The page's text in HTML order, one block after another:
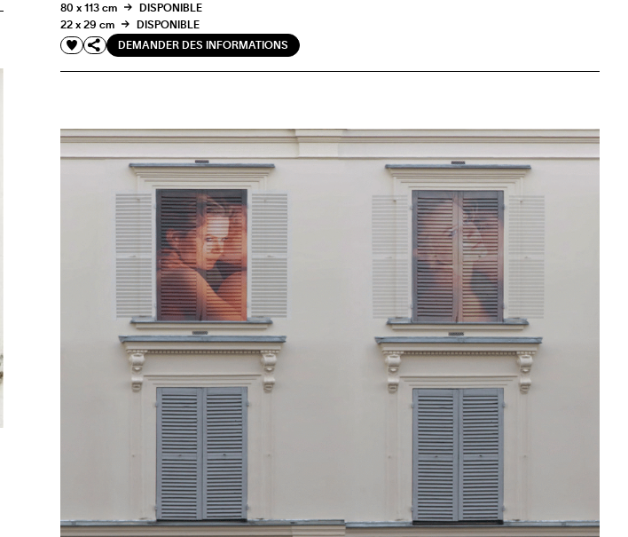
80 x 113 cm
DISPONIBLE
22 x 29 cm
DISPONIBLE
DEMANDER DES INFORMATIONS